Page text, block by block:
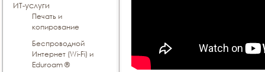
ИТ-услуги
Печать и
копирование
Беспроводной
Интернет (Wi-Fi) и
Eduroam ®